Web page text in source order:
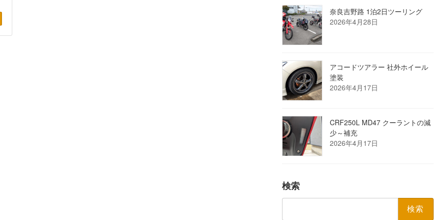
奈良吉野路 1泊2日ツーリング
2026年4月28日
アコードツアラー 社外ホイール
塗装
2026年4月17日
CRF250L MD47 クーラントの減
少～補充
2026年4月17日
検索